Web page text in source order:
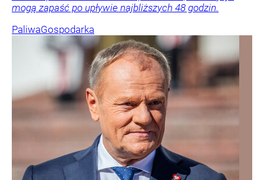
mogą zapaść po upływie najbliższych 48 godzin.
PaliwaGospodarka